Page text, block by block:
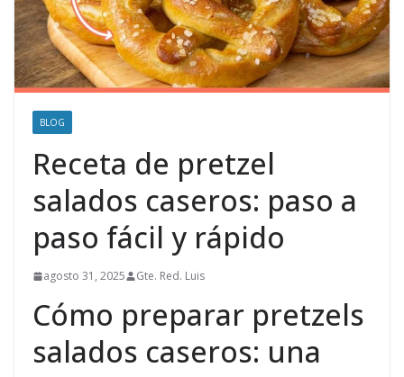
BLOG
Receta de pretzel
salados caseros: paso a
paso fácil y rápido
agosto 31, 2025 Gte. Red. Luis
Cómo preparar pretzels
salados caseros: una